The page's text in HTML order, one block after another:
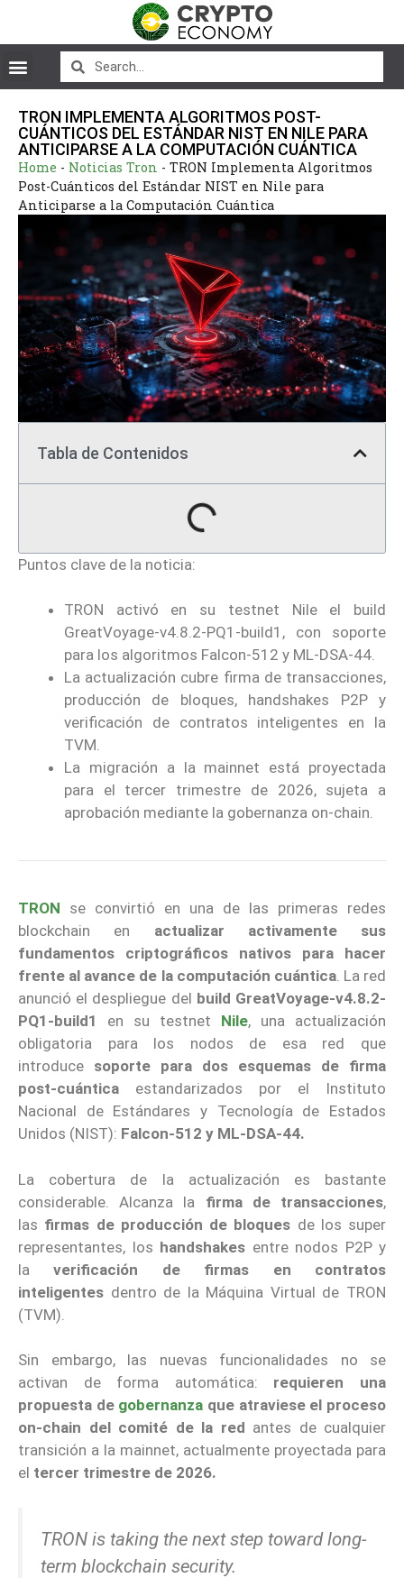
TRON IMPLEMENTA ALGORITMOS POST-
CUÁNTICOS DEL ESTÁNDAR NIST EN NILE PARA
ANTICIPARSE A LA COMPUTACIÓN CUÁNTICA
Home - Noticias Tron - TRON Implementa Algoritmos
Post-Cuánticos del Estándar NIST en Nile para
Anticiparse a la Computación Cuántica
Tabla de Contenidos
Puntos clave de la noticia:
TRON activó en su testnet Nile el build
GreatVoyage-v4.8.2-PQ1-build1, con soporte
para los algoritmos Falcon-512 y ML-DSA-44.
La actualización cubre firma de transacciones,
producción de bloques, handshakes P2P y
verificación de contratos inteligentes en la
TVM.
La migración a la mainnet está proyectada
para el tercer trimestre de 2026, sujeta a
aprobación mediante la gobernanza on-chain.
TRON se convirtió en una de las primeras redes
blockchain en actualizar activamente sus
fundamentos criptográficos nativos para hacer
frente al avance de la computación cuántica. La red
anunció el despliegue del build GreatVoyage-v4.8.2-
PQ1-build1
en su testnet Nile, una actualización
obligatoria para los nodos de esa red que
introduce soporte para dos esquemas de firma
post-cuántica estandarizados por el Instituto
Nacional de Estándares y Tecnología de Estados
Unidos (NIST): Falcon-512 y ML-DSA-44.
La cobertura de la actualización es bastante
considerable. Alcanza la firma de transacciones,
las firmas de producción de bloques de los super
representantes, los handshakes entre nodos P2P y
laverificación de firmas en contratos
inteligentes dentro de la Máquina Virtual de TRON
(TVM).
Sin embargo, las nuevas funcionalidades no se
activan de forma automática: requieren una
propuesta de gobernanza que atraviese el proceso
on-chain del comité de la red antes de cualquier
transición a la mainnet, actualmente proyectada para
el tercer trimestre de 2026.
TRON is taking the next step toward long-
term blockchain security.